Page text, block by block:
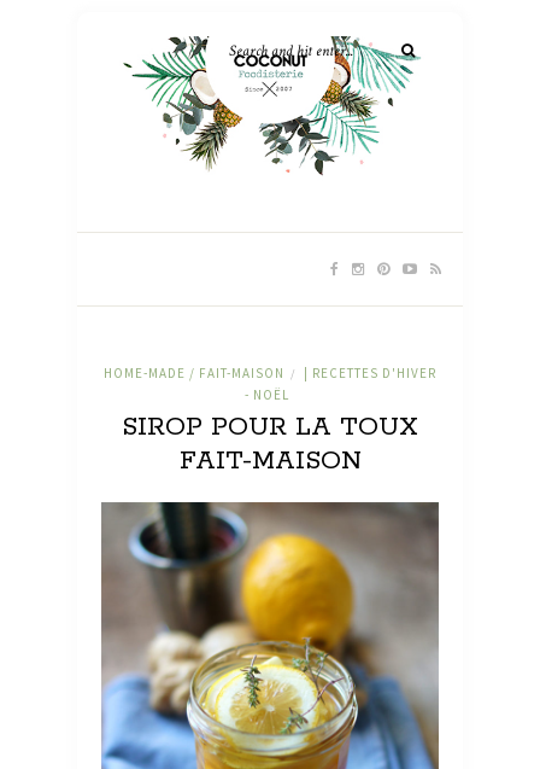
HOME-MADE / FAIT-MAISON /
| RECETTES D'HIVER
- NOËL
SIROP POUR LA TOUX
FAIT-MAISON